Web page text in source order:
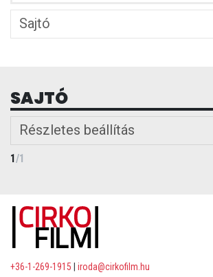
Sajtó
SAJTÓ
Részletes beállítás
1/1
+36-1-269-1915
iroda@cirkofilm.hu